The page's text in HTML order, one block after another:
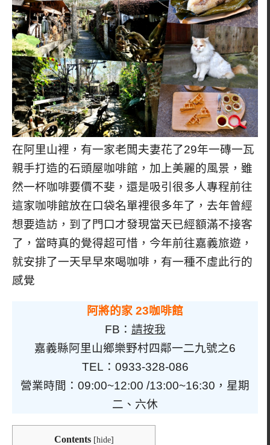
在阿里山裡，有一家老闆夫妻花了29年一磚一瓦
親手打造的石頭屋咖啡館，加上美麗的風景，雖
然一杯咖啡要價不斐，還是吸引很多人專程前往
這家咖啡館放在口袋名單裡很多年了，去年曾經
想要造訪，到了門口才發現當天已經額滿不接客
了，當時真的覺得超可惜，今年前往嘉義旅遊，
就安排了一天早早來喝咖啡，有一種不虛此行的
感覺
阿將的家 23咖啡館
FB： 請按我
嘉義縣阿里山鄉樂野村四鄰一二九號之6
TEL：0933-328-086
營業時間：09:00~12:00 /13:00~16:30，星期
二、六休
Contents [hide]